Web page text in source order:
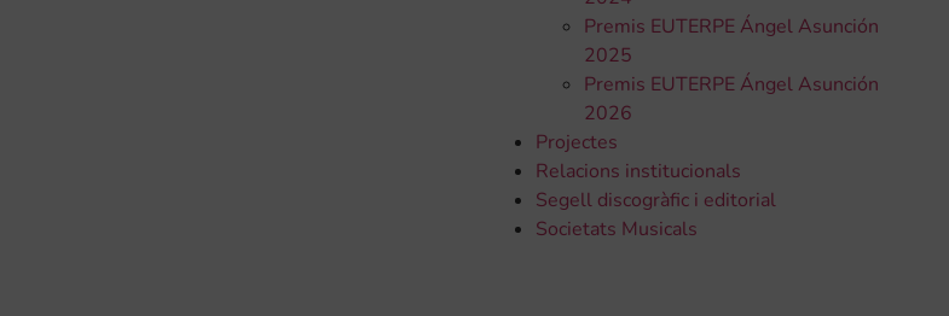
Premis EUTERPE Ángel Asunción
2025
Premis EUTERPE Ángel Asunción
2026
Projectes
Relacions institucionals
Segell discogràfic i editorial
Societats Musicals